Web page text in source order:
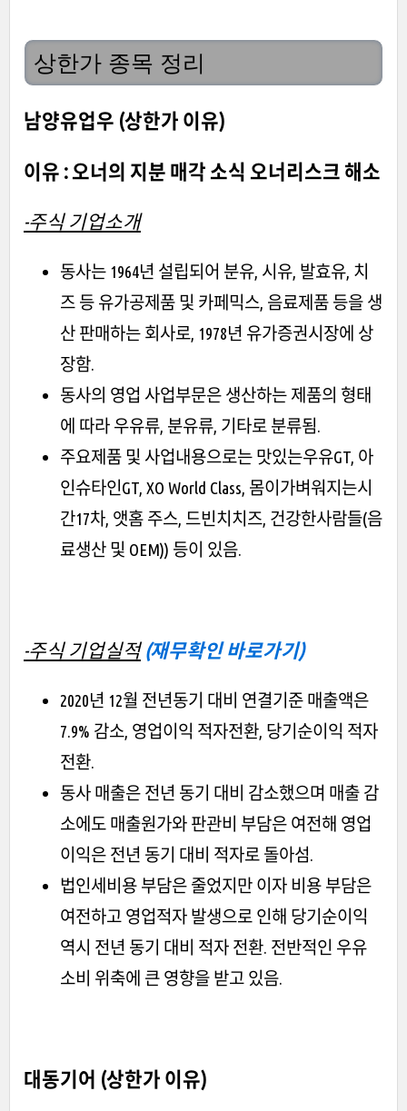
상한가 종목 정리
남양유업우 (상한가 이유)
이유 : 오너의 지분 매각 소식 오너리스크 해소
-주식 기업소개
동사는 1964년 설립되어 분유, 시유, 발효유, 치
즈 등 유가공제품 및 카페믹스, 음료제품 등을 생
산 판매하는 회사로, 1978년 유가증권시장에 상
장함.
동사의 영업 사업부문은 생산하는 제품의 형태
에 따라 우유류, 분유류, 기타로 분류됨.
주요제품 및 사업내용으로는 맛있는우유GT, 아
인슈타인GT, XO World Class, 몸이가벼워지는시
간17차, 앳홈 주스, 드빈치치즈, 건강한사람들(음
료생산 및 OEM)) 등이 있음.
-주식 기업실적 (재무확인 바로가기)
2020년 12월 전년동기 대비 연결기준 매출액은
7.9% 감소, 영업이익 적자전환, 당기순이익 적자
전환.
동사 매출은 전년 동기 대비 감소했으며 매출 감
소에도 매출원가와 판관비 부담은 여전해 영업
이익은 전년 동기 대비 적자로 돌아섬.
법인세비용 부담은 줄었지만 이자 비용 부담은
여전하고 영업적자 발생으로 인해 당기순이익
역시 전년 동기 대비 적자 전환. 전반적인 우유
소비 위축에 큰 영향을 받고 있음.
대동기어 (상한가 이유)